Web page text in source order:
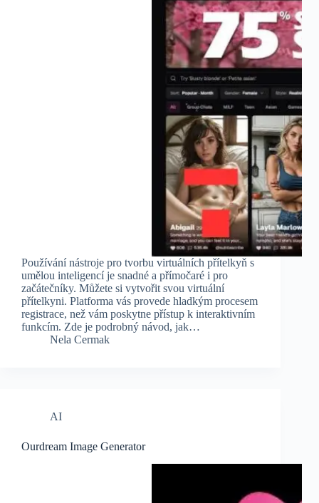
Používání nástroje pro tvorbu virtuálních přítelkyň s
umělou inteligencí je snadné a přímočaré i pro
začátečníky. Můžete si vytvořit svou virtuální
přítelkyni. Platforma vás provede hladkým procesem
registrace, než vám poskytne přístup k interaktivním
funkcím. Zde je podrobný návod, jak…
Nela Cermak
AI
Ourdream Image Generator